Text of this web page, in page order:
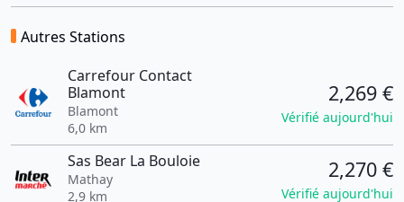
Autres Stations
Carrefour Contact
Blamont
Blamont
6,0 km
2,269 €
Vérifié aujourd'hui
Sas Bear La Bouloie
Mathay
2,9 km
2,270 €
Vérifié aujourd'hui